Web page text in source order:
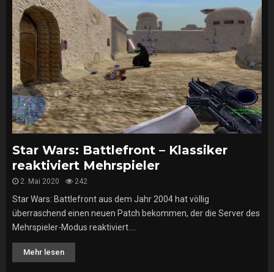
Star Wars: Battlefront – Klassiker
reaktiviert Mehrspieler
2. Mai 2020 242
Star Wars: Battlefront aus dem Jahr 2004 hat völlig
überraschend einen neuen Patch bekommen, der die Server des
Mehrspieler-Modus reaktiviert....
Mehr lesen